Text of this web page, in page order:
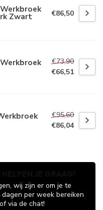
Zwart €86,50
€73,90
€66,51
€95,60
€86,04
wij zijn er om je te
per week bereiken
via de chat!